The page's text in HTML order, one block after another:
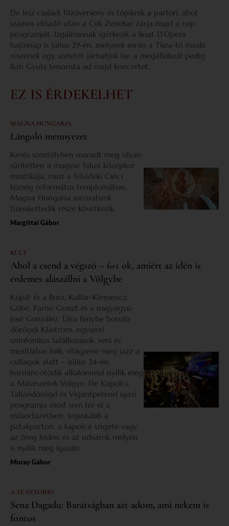
De lesz családi főzőverseny és tópiknik a parton, ahol
számos előadó után a Csík Zenekar zárja majd a nap
programját. Izgalmasnak ígérkezik a Boat D’Opera
hajósnap is július 29-én, melynek során a Tisza-tó északi
részének egy szeletét járhatjuk be, a megállóknál pedig
Rab Gyula tenorista ad majd koncertet.
EZ IS ÉRDEKELHET
MAGNA HUNGARIA
Lángoló mennyezet
Kevés szentélyben maradt meg olyan
sűrítetten a magyar falusi középkor
misztikája, mint a felvidéki Csécs
község református templomában.
Magna Hungaria sorozatunk
tizenkettedik része következik.
Margittai Gábor
KULT
Ahol a csend a végszó – 6+1 ok, amiért az idén is
érdemes alászállni a Völgybe
Kispál és a Borz, Kollár-Klemencz,
Góbé, Parno Graszt és a nagyágyú:
José González. Újra fénybe boruló
dörögdi Klastrom, egyszeri
szimfonikus találkozások, vers és
mezítlábas folk, világzene meg jazz a
csillagok alatt – július 24-én
harmincötödik alkalommal nyílik meg
a Művészetek Völgye. De Kapolcs,
Taliándörögd és Vigántpetend igazi
programja most sem fér el a
műsorfüzetben: leginkább a
patakparton, a kapolcsi szigete vagy
az öreg hídon és az udvarok mélyén
is nyílik meg igazán.
Muray Gábor
A TE SZTORID
Sena Dagadu: Barátságban azt adom, ami nekem is
fontos